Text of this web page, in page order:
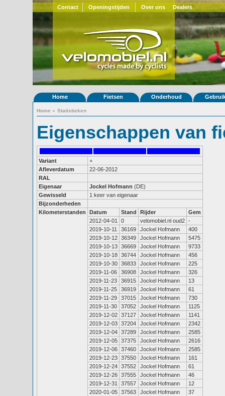
Contact Openingstijden Over ons Dealers
Home Fietsen Onderhoud
Home » Statistieken
Eigenschappen van
Variant
+
Afleverdatum
22-06-2012
RAL
Eigenaar
Jockel Hofmann (DE)
Gewisseld
1 keer van eigenaar
Bijzonderheden
Kilometerstanden
Datum Stand Rijder
Gem
2012-04-01
0 velomobiel.nl oud2 -
2019-10-11
36169 Jockel Hofmann
400
2019-10-12 36349 Jockel Hofmann
5475
2019-10-13 36669 Jockel Hofmann
9733
2019-10-18 36744 Jockel Hofmann
456
2019-10-30 36833 Jockel Hofmann
225
2019-11-06
36908 Jockel Hofmann
326
2019-11-23
36915 Jockel Hofmann
13
2019-11-25
36919 Jockel Hofmann
61
2019-11-29
37015 Jockel Hofmann
730
2019-11-30
37052 Jockel Hofmann
1125
2019-12-02 37127 Jockel Hofmann
1141
2019-12-03 37204 Jockel Hofmann
2342
2019-12-04 37289 Jockel Hofmann
2585
2019-12-05 37375 Jockel Hofmann
2616
2019-12-06 37460 Jockel Hofmann
2585
2019-12-23 37550 Jockel Hofmann
161
2019-12-24 37552 Jockel Hofmann
61
2019-12-26 37555 Jockel Hofmann
46
2019-12-31
37557 Jockel Hofmann
12
2020-01-05 37563 Jockel Hofmann
37